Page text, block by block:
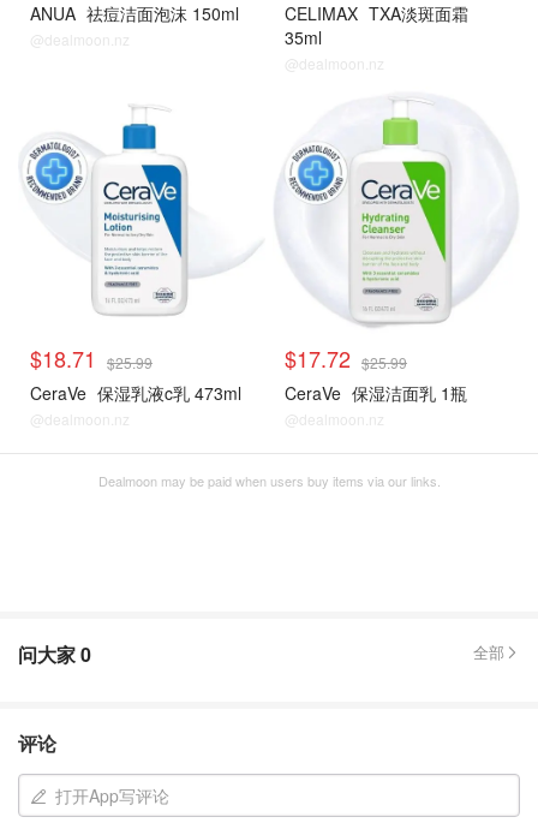
ANUA 祛痘洁面泡沫 150ml
@dealmoon.nz
CELIMAX TXA淡斑面霜
35ml
@dealmoon.nz
$18.71 $25.99
CeraVe 保湿乳液c乳 473ml
@dealmoon.nz
$17.72 $25.99
CeraVe 保湿洁面乳 1瓶
@dealmoon.nz
Dealmoon may be paid when users buy items via our links.
问大家0 全部
评论
打开App写评论